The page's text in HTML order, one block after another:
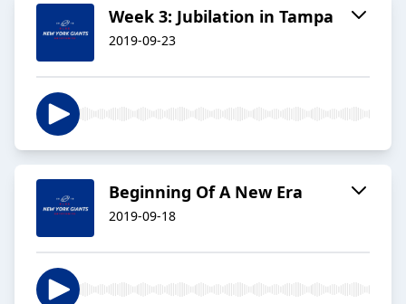
Week 3: Jubilation in Tampa
2019-09-23
Beginning Of A New Era
2019-09-18